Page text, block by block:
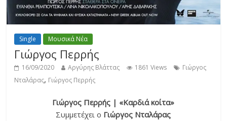
Single Μουσικά Νέα
Γιώργος Περρής
16/09/2020 Αργύρης Βλάττας 1861 Views
Γιώργος
Νταλάρας, Γιώργος Περρής
Γιώργος Περρής | «Καρδιά κοίτα»
Συμμετέχει ο Γιώργος Νταλάρας